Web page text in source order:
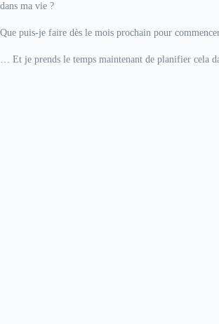
dans ma vie ?
Que puis-je faire dès le mois prochain pour
… Et je prends le temps maintenant de planifier cela